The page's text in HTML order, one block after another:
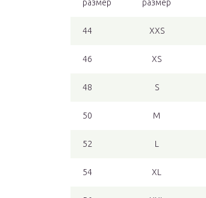
размер
размер
44 XXS
46 XS
48 S
50 M
52 L
54 XL